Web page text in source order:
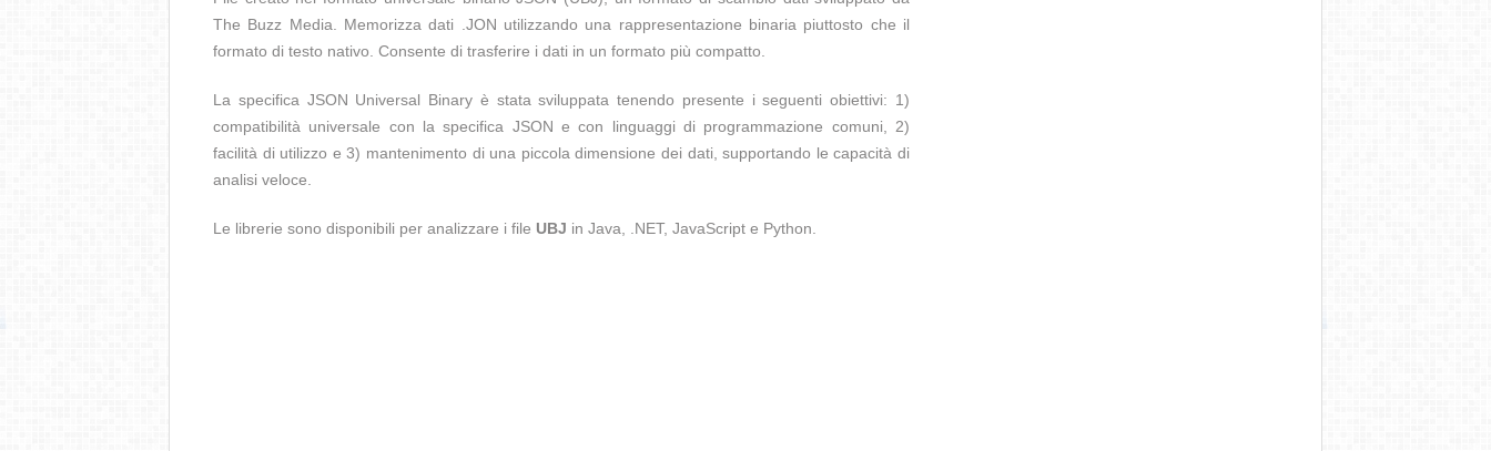
The Buzz Media. Memorizza dati .JON utilizzando una rappresentazione binaria piuttosto che il
formato di testo nativo. Consente di trasferire i dati in un formato più compatto.
La specifica JSON Universal Binary è stata sviluppata tenendo presente i seguenti obiettivi: 1)
compatibilità universale con la specifica JSON e con linguaggi di programmazione comuni, 2)
facilità di utilizzo e 3) mantenimento di una piccola dimensione dei dati, supportando le capacità di
analisi veloce.
Le librerie sono disponibili per analizzare i file UBJ in Java, .NET, JavaScript e Python.